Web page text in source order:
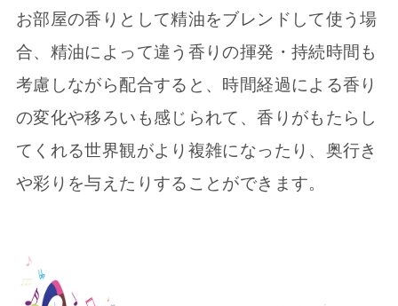
お部屋の香りとして精油をブレンドして使う場
合、精油によって違う香りの揮発・持続時間も
考慮しながら配合すると、時間経過による香り
の変化や移ろいも感じられて、香りがもたらし
てくれる世界観がより複雑になったり、奥行き
や彩りを与えたりすることができます。